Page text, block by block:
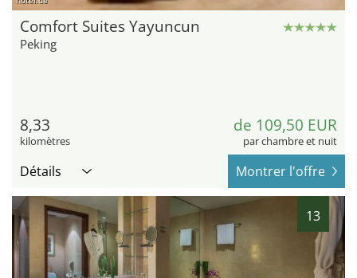
Comfort Suites Yayuncun
Peking
8,33
kilomètres
de 109,50 EUR
par chambre et nuit
Détails Montrer l'offre
13